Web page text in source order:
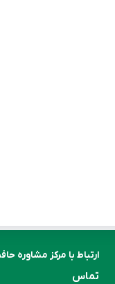
تماس
ارتباط با مرکز مشاوره